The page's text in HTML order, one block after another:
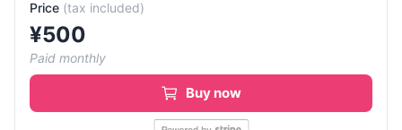
Price (tax included)
¥500
Paid monthly
Buy now